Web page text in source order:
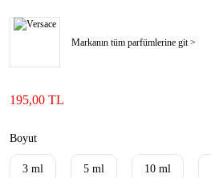
Markanın tüm parfümlerine git >
195,00 TL
Boyut
3 ml 5 ml 10 ml